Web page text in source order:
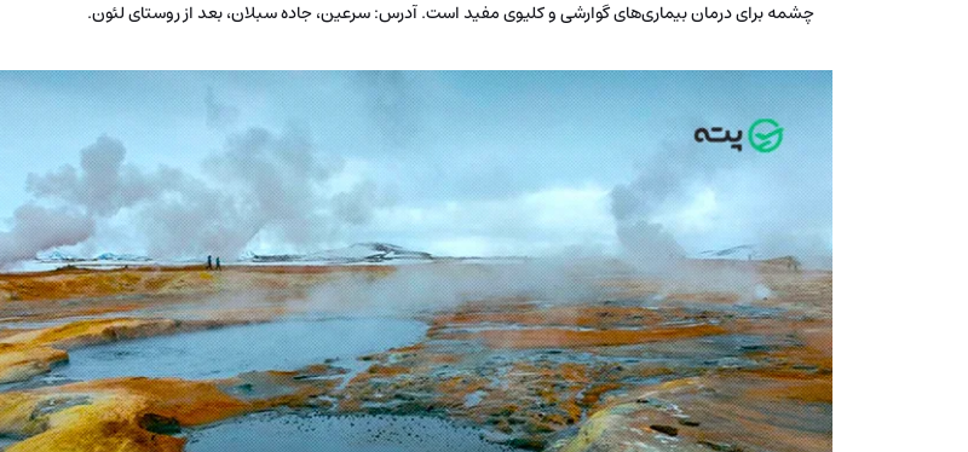
چشمه برای درمان بیماری‌های گوارشی و کلیوی مفید است. آدرس: سرعین، جاده سبلان، بعد از روستای لئون.